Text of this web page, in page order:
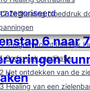
Zelfhealing bloeddruk
Z Pelgrimstocht Innerlijk
Godsvonk meditatie
Het ontdekken van de
Healing van een
6 naar 7